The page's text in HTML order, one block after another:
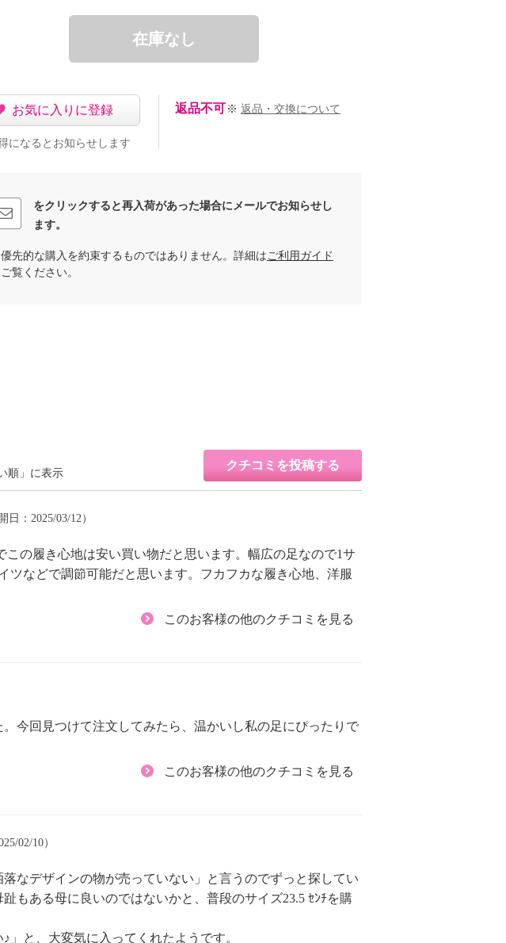
在庫なし
お気に入りに登録
になるとお知らせします
返品不可 ※ 返品・交換について
をクリックすると再入荷があった場合にメールでお知らせし
ます。
先的な購入を約束するものではありません。詳細はご利用ガイド
覧ください。
クチコミを投稿する
順」に表示
日：2025/03/12）
の履き心地は安い買い物だと思います。幅広の足なので1サ
などで調節可能だと思います。フカフカな履き心地、洋服
このお客様の他のクチコミを見る
今回見つけて注文してみたら、温かいし私の足にぴったりで
このお客様の他のクチコミを見る
02/10）
なデザインの物が売っていない」と言うのでずっと探してい
もある母に良いのではないかと、普段のサイズ23.5 ｾﾝﾁを購
」と、大変気に入ってくれたようです。